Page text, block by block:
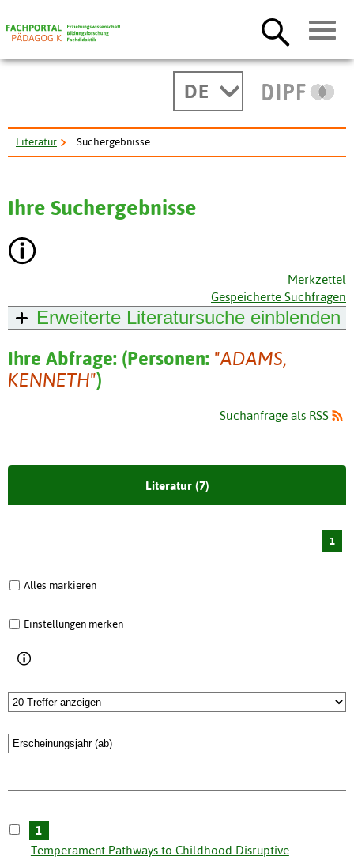
DE
Literatur Suchergebnisse
Ihre Suchergebnisse
Merkzettel
Gespeicherte Suchfragen
Erweiterte Literatursuche einblenden
Ihre Abfrage: (Personen: "ADAMS,
KENNETH")
Suchanfrage als RSS
Literatur (7)
1
Alles markieren
Einstellungen merken
1
Temperament Pathways to Childhood Disruptive